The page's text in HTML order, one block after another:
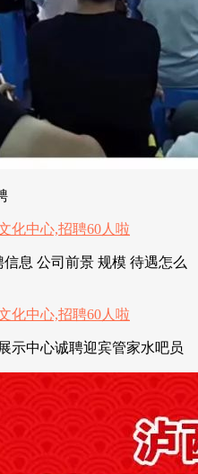
息 公司前景 规模 待遇怎么
示中心诚聘迎宾管家水吧员